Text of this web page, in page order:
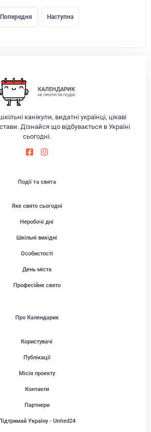
Попередня Наступна
КАЛЕНДАРИК
НЕ ПРОПУСТИ ПОДІЮ
канікули, видатні українці, цікаві
Дізнайся що відбувається в Україні
сьогодні.
Події та свята
Яке свято сьогодні
Неробочі дні
Шкільні вихідні
Особистості
День міста
Професійне свято
Про Календарик
Користувачі
Публікації
Місія проекту
Контакти
Партнери
Україну - United24